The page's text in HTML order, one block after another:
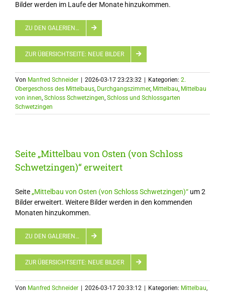
Bilder werden im Laufe der Monate hinzukommen.
ZU DEN GALERIEN…
ZUR ÜBERSICHTSEITE: NEUE BILDER
Von Manfred Schneider 2026-03-17 23:23:32 Kategorien: 2.
Obergeschoss des Mittelbaus, Durchgangszimmer, Mittelbau, Mittelbau
von innen, Schloss Schwetzingen, Schloss und Schlossgarten
Schwetzingen
Seite „Mittelbau von Osten (von Schloss
Schwetzingen)“ erweitert
Seite„Mittelbau von Osten (von Schloss Schwetzingen)“um 2
Bilder erweitert. Weitere Bilder werden in den kommenden
Monaten hinzukommen.
ZU DEN GALERIEN…
ZUR ÜBERSICHTSEITE: NEUE BILDER
Von Manfred Schneider 2026-03-17 20:33:12 Kategorien: Mittelbau,